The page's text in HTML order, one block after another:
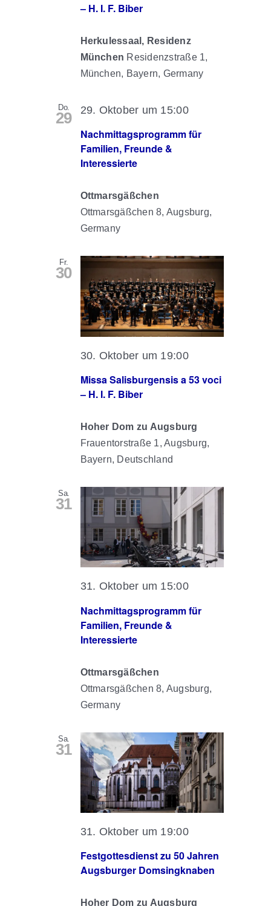
– H. I. F. Biber
Herkulessaal, Residenz
München Residenzstraße 1,
München, Bayern, Germany
Do.
29
Nachmittagsprogramm für
Familien, Freunde &
Interessierte
29. Oktober um 15:00
Ottmarsgäßchen
Ottmarsgäßchen 8, Augsburg,
Germany
Fr.
30
Missa Salisburgensis a 53 voci
– H. I. F. Biber
30. Oktober um 19:00
Hoher Dom zu Augsburg
Frauentorstraße 1, Augsburg,
Bayern, Deutschland
Sa.
31
Nachmittagsprogramm für
Familien, Freunde &
Interessierte
31. Oktober um 15:00
Ottmarsgäßchen
Ottmarsgäßchen 8, Augsburg,
Germany
Sa.
31
Festgottesdienst zu 50 Jahren
Augsburger Domsingknaben
31. Oktober um 19:00
Hoher Dom zu Augsburg